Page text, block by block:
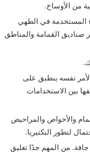
من الأوساخ.
المستخدمة في الطهي
صناديق القمامة والمناطق
نفسه ينطبق على
بين الاستخدامات
والأحواض والمراحيض
لتطور البكتيريا.
من المهم جدًا تعليق